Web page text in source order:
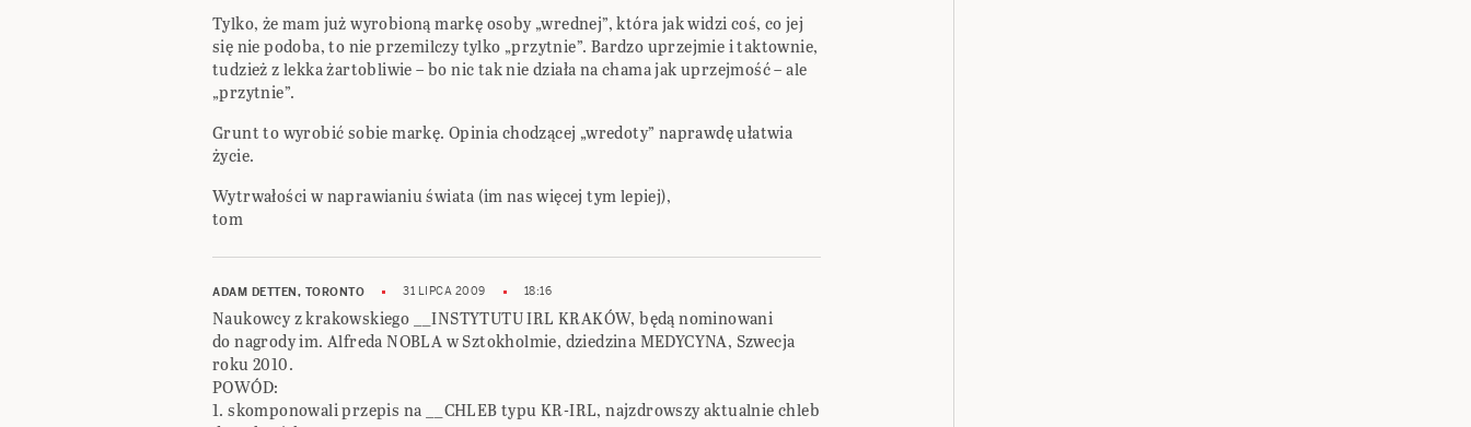
Tylko, że mam już wyrobioną markę osoby „wrednej”, która jak widzi coś, co jej
się nie podoba, to nie przemilczy tylko „przytnie”. Bardzo uprzejmie i taktownie,
tudzież z lekka żartobliwie – bo nic tak nie działa na chama jak uprzejmość – ale
„przytnie”.
Grunt to wyrobić sobie markę. Opinia chodzącej „wredoty” naprawdę ułatwia
życie.
Wytrwałości w naprawianiu świata (im nas więcej tym lepiej),
tom
ADAM DETTEN, TORONTO 31 LIPCA 2009 18:16
Naukowcy z krakowskiego __INSTYTUTU IRL KRAKÓW, będą nominowani
do nagrody im. Alfreda NOBLA w Sztokholmie, dziedzina MEDYCYNA, Szwecja
roku 2010.
POWÓD:
1. skomponowali przepis na __CHLEB typu KR-IRL, najzdrowszy aktualnie chleb